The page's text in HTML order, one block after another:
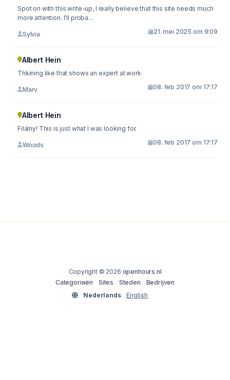
Spot on with this write-up, I really believe that this site needs much
more attention. I'll proba...
Sylvia 21. mei 2025 om 9:09
Albert Hein
Thkining like that shows an expert at work
Marv 08. feb 2017 om 17:17
Albert Hein
Filalny! This is just what I was looking for.
Woods 08. feb 2017 om 17:17
Copyright © 2026 openhours.nl
Categorieën
Sites Steden
Bedrijven
Nederlands
English